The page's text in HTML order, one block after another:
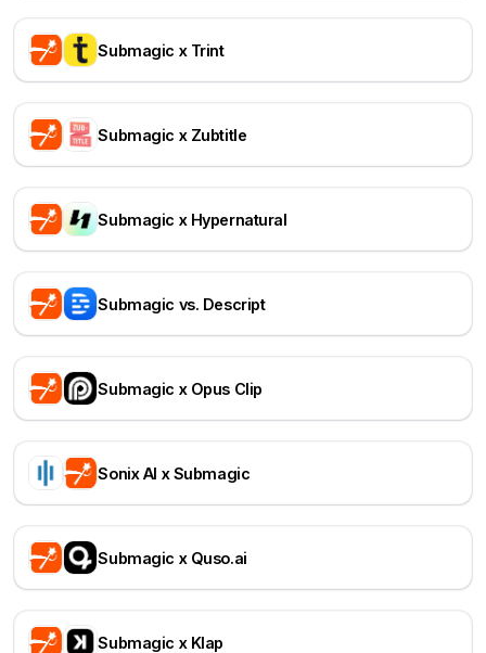
Submagic x Trint
Submagic x Zubtitle
Submagic x Hypernatural
Submagic vs. Descript
Submagic x Opus Clip
Sonix AI x Submagic
Submagic x Quso.ai
Submagic x Klap